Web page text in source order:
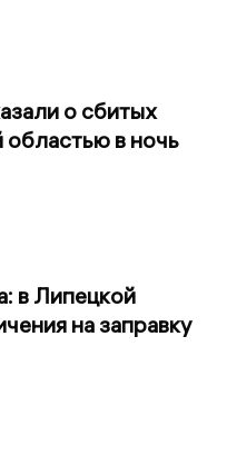
о сбитых
в ночь
в Липецкой
на заправку